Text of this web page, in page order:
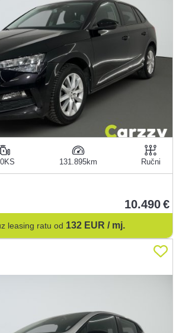
131.895 Ručni
10.490
leasing ratu od 132 EUR / mj.